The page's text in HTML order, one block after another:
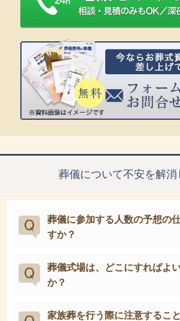
葬儀について不安を解消
葬儀に参加する人数の予想の
すか？
葬儀式場は、どこにすればよ
か？
家族葬を行う際に注意するこ